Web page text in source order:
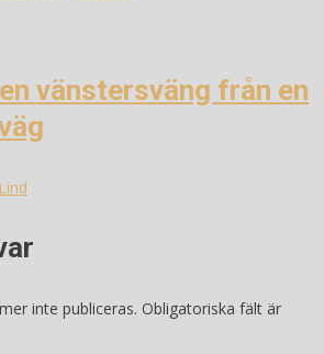
vänstersväng från en
inte publiceras. Obligatoriska fält är